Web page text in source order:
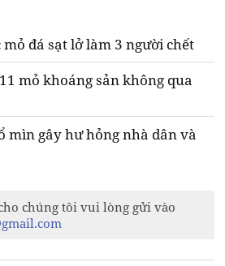
đá sạt lở làm 3 người chết
mỏ khoáng sản không qua
mìn gây hư hỏng nhà dân và
chúng tôi vui lòng gửi vào